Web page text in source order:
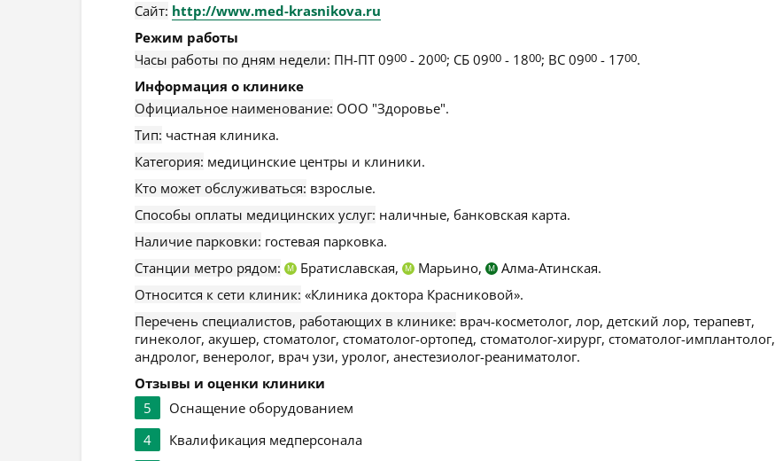
Сайт: http://www.med-krasnikova.ru
Режим работы
Часы работы по дням недели: ПН-ПТ 0900 - 2000; СБ 0900 - 1800; ВС 0900 - 1700.
Информация о клинике
Официальное наименование: ООО "Здоровье".
Тип: частная клиника.
Категория: медицинские центры и клиники.
Кто может обслуживаться: взрослые.
Способы оплаты медицинских услуг: наличные, банковская карта.
Наличие парковки: гостевая парковка.
Станции метро рядом:
М Братиславская, М Марьино, М Алма-Атинская.
Относится к сети клиник: «Клиника доктора Красниковой».
Перечень специалистов, работающих в клинике: врач-косметолог, лор, детский лор, терапевт,
гинеколог, акушер, стоматолог, стоматолог-ортопед, стоматолог-хирург, стоматолог-имплантолог,
андролог, венеролог, врач узи, уролог, анестезиолог-реаниматолог.
Отзывы и оценки клиники
5
Оснащение оборудованием
4
Квалификация медперсонала